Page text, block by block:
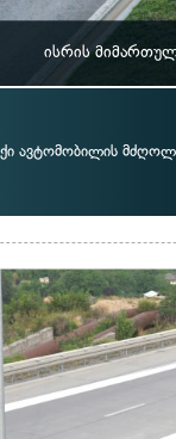
ისრის
ავტომობილის